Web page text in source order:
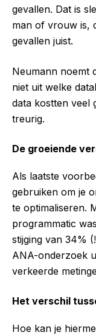
gevallen. Dat is
man of vrouw is,
gevallen juist.
Neumann noemt
niet uit welke
data kostten veel
treurig.
De groeiende
Als laatste
gebruiken om je
te optimaliseren.
programmatic
stijging van 34%
ANA-onderzoek
verkeerde
Het verschil
Hoe kan je